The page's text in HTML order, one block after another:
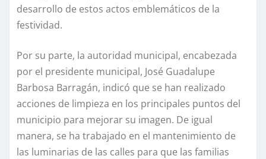
desarrollo de estos actos emblemáticos de la
festividad.
Por su parte, la autoridad municipal, encabezada
por el presidente municipal, José Guadalupe
Barbosa Barragán, indicó que se han realizado
acciones de limpieza en los principales puntos del
municipio para mejorar su imagen. De igual
manera, se ha trabajado en el mantenimiento de
las luminarias de las calles para que las familias